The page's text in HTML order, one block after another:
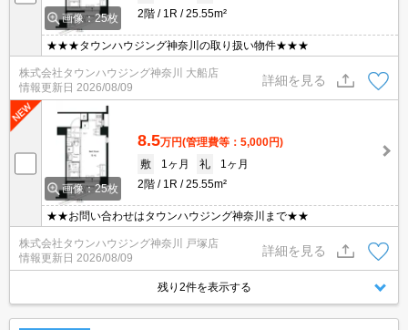
画像：25枚
2階
1R 25.55m²
★★★タウンハウジング神奈川の取り扱い物件★★★
株式会社タウンハウジング神奈川 大船店
情報更新日 2026/08/09
詳細を見る
画像：25枚
8.5万円(管理費等：5,000円)
敷
1ヶ月 礼
1ヶ月
2階
1R 25.55m²
★★お問い合わせはタウンハウジング神奈川まで★★
株式会社タウンハウジング神奈川 戸塚店
情報更新日 2026/08/09
詳細を見る
残り2件を表示する